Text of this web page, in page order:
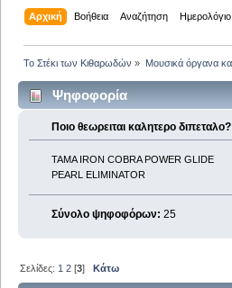
Αρχική Βοήθεια Αναζήτηση Ημερολόγιο
Το Στέκι των Κιθαρωδών » Μουσικά όργανα
Ψηφοφορία
Ποιο θεωρειται καλητερο διπεταλο?
TAMA IRON COBRA POWER GLIDE
PEARL ELIMINATOR
Σύνολο ψηφοφόρων: 25
Σελίδες: 1 2 [3] Κάτω